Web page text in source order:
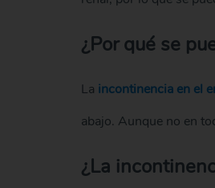
¿Por qué se
La incontinencia en el
abajo. Aunque no en
¿La